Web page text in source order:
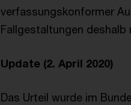
verfassungskonformer
Fallgestaltungen
Update (2. April 2020)
Das Urteil wurde im